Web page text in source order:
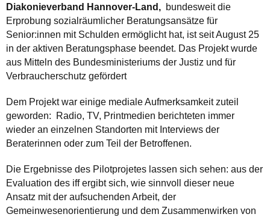
Diakonieverband Hannover-Land, bundesweit die
Erprobung sozialräumlicher Beratungsansätze für
Senior:innen mit Schulden ermöglicht hat, ist seit August 25
in der aktiven Beratungsphase beendet. Das Projekt wurde
aus Mitteln des Bundesministeriums der Justiz und für
Verbraucherschutz gefördert
Dem Projekt war einige mediale Aufmerksamkeit zuteil
geworden: Radio, TV, Printmedien berichteten immer
wieder an einzelnen Standorten mit Interviews der
Beraterinnen oder zum Teil der Betroffenen.
Die Ergebnisse des Pilotprojetes lassen sich sehen: aus der
Evaluation des iff ergibt sich, wie sinnvoll dieser neue
Ansatz mit der aufsuchenden Arbeit, der
Gemeinwesenorientierung und dem Zusammenwirken von